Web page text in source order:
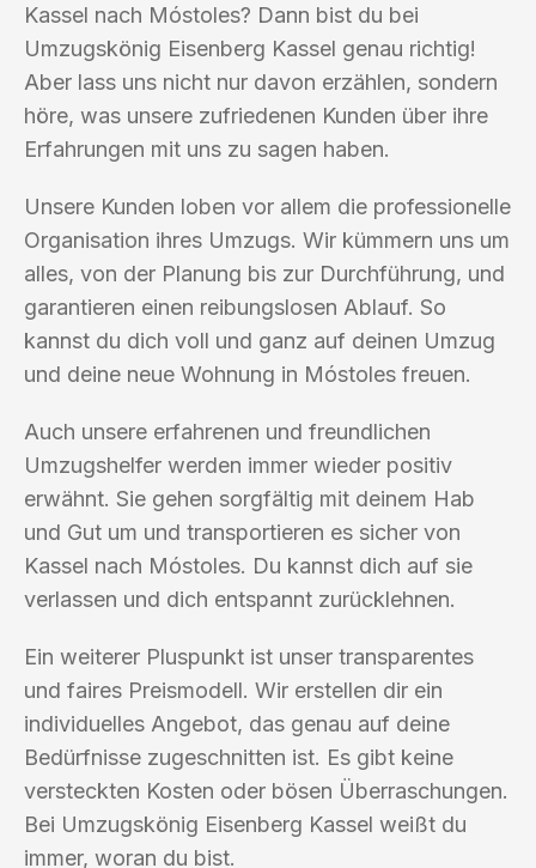
Kassel nach Móstoles? Dann bist du bei
Umzugskönig Eisenberg Kassel genau richtig!
Aber lass uns nicht nur davon erzählen, sondern
höre, was unsere zufriedenen Kunden über ihre
Erfahrungen mit uns zu sagen haben.
Unsere Kunden loben vor allem die professionelle
Organisation ihres Umzugs. Wir kümmern uns um
alles, von der Planung bis zur Durchführung, und
garantieren einen reibungslosen Ablauf. So
kannst du dich voll und ganz auf deinen Umzug
und deine neue Wohnung in Móstoles freuen.
Auch unsere erfahrenen und freundlichen
Umzugshelfer werden immer wieder positiv
erwähnt. Sie gehen sorgfältig mit deinem Hab
und Gut um und transportieren es sicher von
Kassel nach Móstoles. Du kannst dich auf sie
verlassen und dich entspannt zurücklehnen.
Ein weiterer Pluspunkt ist unser transparentes
und faires Preismodell. Wir erstellen dir ein
individuelles Angebot, das genau auf deine
Bedürfnisse zugeschnitten ist. Es gibt keine
versteckten Kosten oder bösen Überraschungen.
Bei Umzugskönig Eisenberg Kassel weißt du
immer, woran du bist.